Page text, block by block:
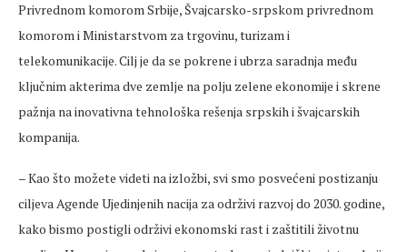
Privrednom komorom Srbije, Švajcarsko-srpskom privrednom
komorom i Ministarstvom za trgovinu, turizam i
telekomunikacije. Cilj je da se pokrene i ubrza saradnja među
ključnim akterima dve zemlje na polju zelene ekonomije i skrene
pažnja na inovativna tehnološka rešenja srpskih i švajcarskih
kompanija.
– Kao što možete videti na izložbi, svi smo posvećeni postizanju
ciljeva Agende Ujedinjenih nacija za održivi razvoj do 2030. godine,
kako bismo postigli održivi ekonomski rast i zaštitili životnu